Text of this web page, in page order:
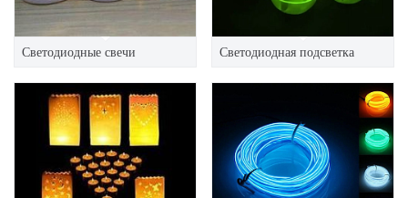
Светодиодные свечи Светодиодная подсветка